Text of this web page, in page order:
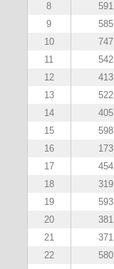
8
591
9
585
10
747
11
542
12
413
13
522
14
405
15
598
16
173
17
454
18
319
19
593
20
381
21
371
22
580